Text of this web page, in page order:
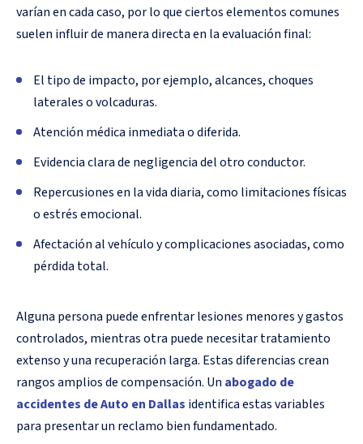
varían en cada caso, por lo que ciertos elementos comunes
suelen influir de manera directa en la evaluación final:
El tipo de impacto, por ejemplo, alcances, choques
laterales o volcaduras.
Atención médica inmediata o diferida.
Evidencia clara de negligencia del otro conductor.
Repercusiones en la vida diaria, como limitaciones físicas
o estrés emocional.
Afectación al vehículo y complicaciones asociadas, como
pérdida total.
Alguna persona puede enfrentar lesiones menores y gastos
controlados, mientras otra puede necesitar tratamiento
extenso y una recuperación larga. Estas diferencias crean
rangos amplios de compensación. Un abogado de
accidentes de Auto en Dallas identifica estas variables
para presentar un reclamo bien fundamentado.